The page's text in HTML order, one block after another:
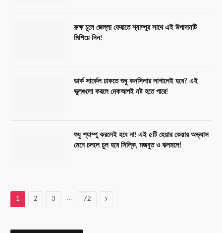
রুক্ষ চুলে জেল্লা ফেরাতে শ্যাম্পুর সাথে এই উপাদানটি
মিশিয়ে নিন!
ডার্ক সার্কেল ঢাকতে শুধু কনসিলার লাগালেই হবে? এই
ভুলগুলো করলে মেকআপই নষ্ট হতে পারে!
শুধু শ্যাম্পু করলেই হবে না! এই ৫টি হেয়ার কেয়ার অভ্যাস
মেনে চললে চুল হবে সিল্কি, মজবুত ও ঝলমলে!
1 2 3 … 72 Next